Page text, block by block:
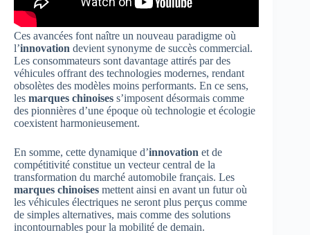
Ces avancées font naître un nouveau paradigme où
l’innovation devient synonyme de succès commercial.
Les consommateurs sont davantage attirés par des
véhicules offrant des technologies modernes, rendant
obsolètes des modèles moins performants. En ce sens,
les marques chinoises s’imposent désormais comme
des pionnières d’une époque où technologie et écologie
coexistent harmonieusement.
En somme, cette dynamique d’innovation et de
compétitivité constitue un vecteur central de la
transformation du marché automobile français. Les
marques chinoises mettent ainsi en avant un futur où
les véhicules électriques ne seront plus perçus comme
de simples alternatives, mais comme des solutions
incontournables pour la mobilité de demain.